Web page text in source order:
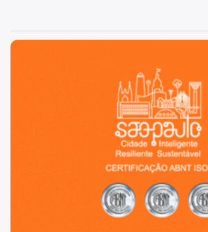
São Paulo, cidade inteligente,